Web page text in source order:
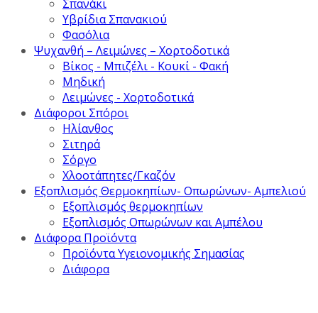
Σπανάκι
Υβρίδια Σπανακιού
Φασόλια
Ψυχανθή – Λειμώνες – Χορτοδοτικά
Βίκος - Μπιζέλι - Κουκί - Φακή
Μηδική
Λειμώνες - Χορτοδοτικά
Διάφοροι Σπόροι
Ηλίανθος
Σιτηρά
Σόργο
Χλοοτάπητες/Γκαζόν
Εξοπλισμός Θερμοκηπίων- Οπωρώνων- Αμπελιού
Εξοπλισμός θερμοκηπίων
Εξοπλισμός Οπωρώνων και Αμπέλου
Διάφορα Προϊόντα
Προϊόντα Υγειονομικής Σημασίας
Διάφορα